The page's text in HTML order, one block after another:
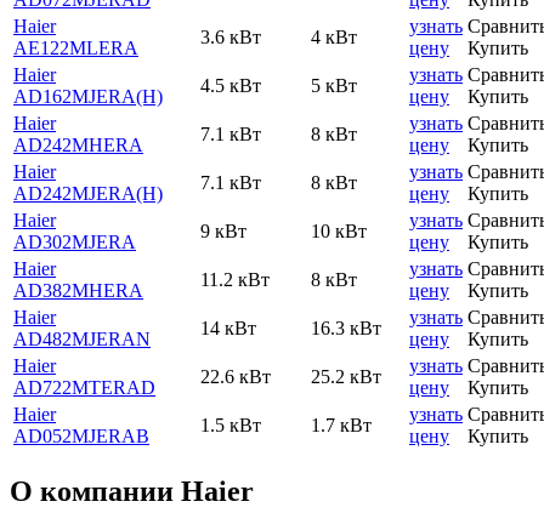
Haier
AE122MLERA
3.6 кВт 4 кВт
узнать
цену
Купить
Haier
AD162MJERA(H)
4.5 кВт 5 кВт
узнать
цену
Купить
Haier
AD242MHERA
7.1 кВт 8 кВт
узнать
цену
Купить
Haier
AD242MJERA(H)
7.1 кВт 8 кВт
узнать
цену
Купить
Haier
AD302MJERA
9 кВт 10 кВт
узнать
цену
Купить
Haier
AD382MHERA
11.2 кВт 8 кВт
узнать
цену
Купить
Haier
AD482MJERAN
14 кВт 16.3 кВт
узнать
цену
Купить
Haier
AD722MTERAD
22.6 кВт 25.2 кВт
узнать
цену
Купить
Haier
AD052MJERAB
1.5 кВт 1.7 кВт
узнать
цену
Купить
О компании Haier